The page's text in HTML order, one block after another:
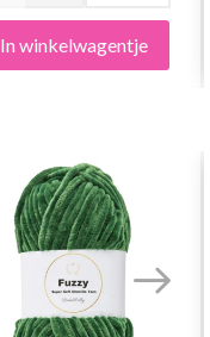
In winkelwagentje